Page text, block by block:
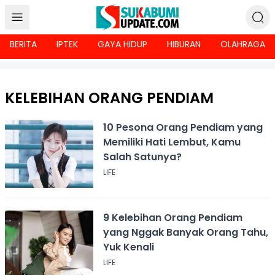
BERITA IPTEK GAYA HIDUP HIBURAN OLAHRAGA
KELEBIHAN ORANG PENDIAM
10 Pesona Orang Pendiam yang
Memiliki Hati Lembut, Kamu
Salah Satunya?
LIFE
9 Kelebihan Orang Pendiam
yang Nggak Banyak Orang Tahu,
Yuk Kenali
LIFE